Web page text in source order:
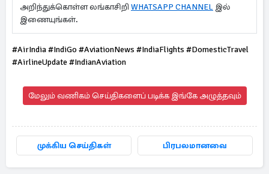
அறிந்துக்கொள்ள லங்காசிறி WHATSAPP CHANNEL இல்
இணையுங்கள்.
#AirIndia #IndiGo #AviationNews #IndiaFlights #DomesticTravel
#AirlineUpdate #IndianAviation
மேலும் வணிகம் செய்திகளைப் படிக்க இங்கே அழுத்தவும்
முக்கிய செய்திகள் பிரபலமானவை